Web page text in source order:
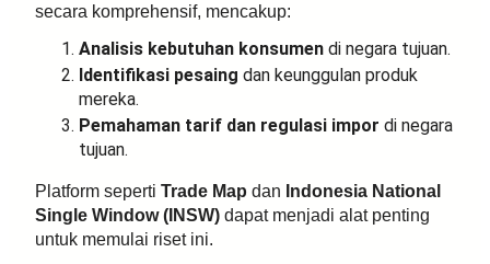
secara komprehensif, mencakup:
Analisis kebutuhan konsumen di negara tujuan.
Identifikasi pesaing dan keunggulan produk
mereka.
Pemahaman tarif dan regulasi impor di negara
tujuan.
Platform seperti Trade Map dan Indonesia National
Single Window (INSW) dapat menjadi alat penting
untuk memulai riset ini.